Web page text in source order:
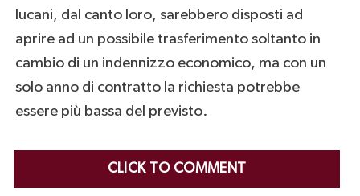
lucani, dal canto loro, sarebbero disposti ad
aprire ad un possibile trasferimento soltanto in
cambio di un indennizzo economico, ma con un
solo anno di contratto la richiesta potrebbe
essere più bassa del previsto.
CLICK TO COMMENT